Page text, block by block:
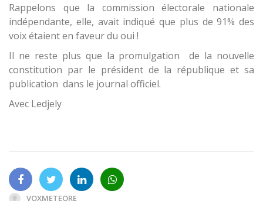
Rappelons que la commission électorale nationale
indépendante, elle, avait indiqué que plus de 91% des
voix étaient en faveur du oui !
Il ne reste plus que la promulgation de la nouvelle
constitution par le président de la république et sa
publication dans le journal officiel.
Avec Ledjely
VOXMETEORE